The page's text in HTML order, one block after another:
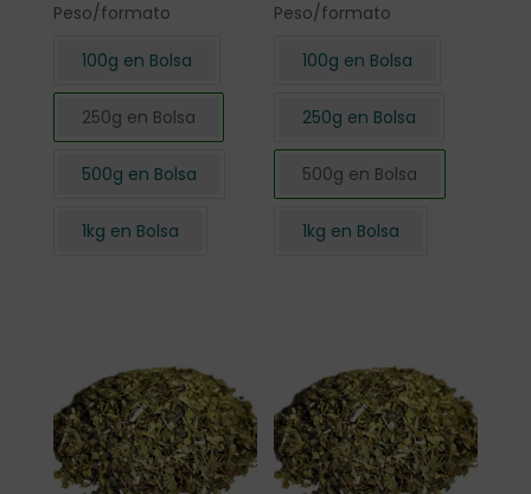
Peso/formato
100g en Bolsa
250g en Bolsa
500g en Bolsa
1kg en Bolsa
Peso/formato
100g en Bolsa
250g en Bolsa
500g en Bolsa
1kg en Bolsa